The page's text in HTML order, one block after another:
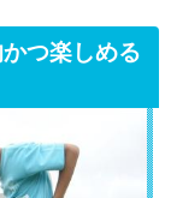
かつ楽しめる